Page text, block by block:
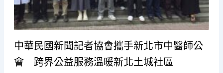
中華民國新聞記者協會攜手新北市中醫師公
會 跨界公益服務溫暖新北土城社區